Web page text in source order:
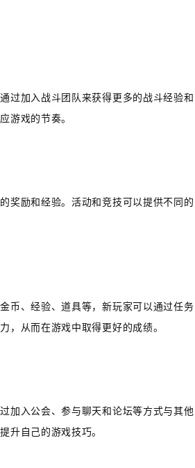
过加入战斗团队来获得更多的战斗经验和
游戏的节奏。
奖励和经验。活动和竞技可以提供不同的
币、经验、道具等，新玩家可以通过任务
，从而在游戏中取得更好的成绩。
加入公会、参与聊天和论坛等方式与其他
升自己的游戏技巧。